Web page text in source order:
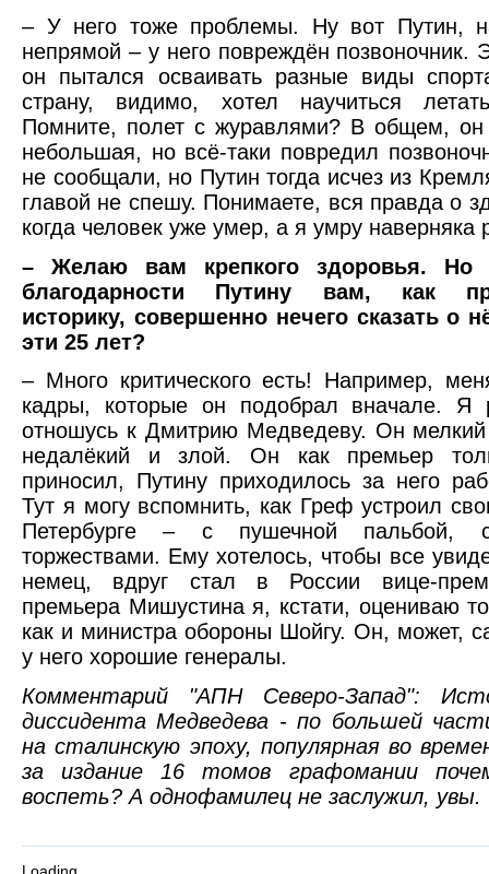
– У него тоже проблемы. Ну вот Путин,
непрямой – у него повреждён позвоночник.
он пытался осваивать разные виды
страну, видимо, хотел научиться
Помните, полет с журавлями? В общем,
небольшая, но всё-таки повредил
не сообщали, но Путин тогда исчез из
главой не спешу. Понимаете, вся правда о
когда человек уже умер, а я умру наверняка
– Желаю вам крепкого здоровья. Но
благодарности Путину вам, как
историку, совершенно нечего сказать о
эти 25 лет?
– Много критического есть! Например,
кадры, которые он подобрал вначале. Я
отношусь к Дмитрию Медведеву. Он мелкий
недалёкий и злой. Он как премьер
приносил, Путину приходилось за него
Тут я могу вспомнить, как Греф устроил
Петербурге – с пушечной пальбой,
торжествами. Ему хотелось, чтобы все
немец, вдруг стал в России вице-
премьера Мишустина я, кстати, оцениваю
как и министра обороны Шойгу. Он, может,
у него хорошие генералы.
Комментарий "АПН Северо-Запад":
диссидента Медведева - по большей
на сталинскую эпоху, популярная во
за издание 16 томов графомании
воспеть? А однофамилец не заслужил, увы.